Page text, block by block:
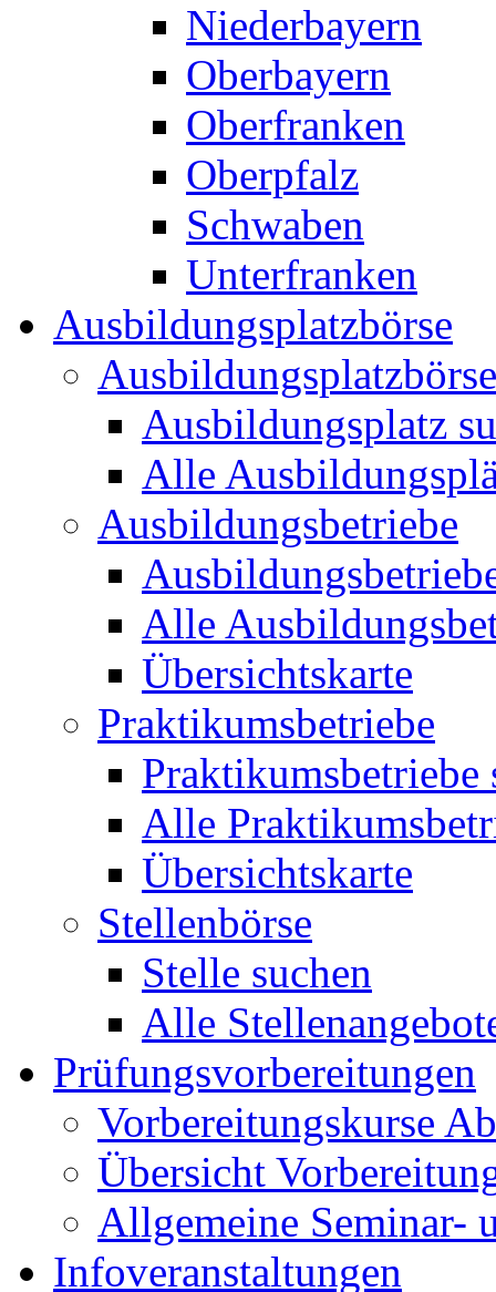
Niederbayern
Oberbayern
Oberfranken
Oberpfalz
Schwaben
Unterfranken
Ausbildungsplatzbörse
Ausbildungsplatzbörse
Ausbildungsplatz
Alle
Ausbildungsbetriebe
Alle
Übersichtskarte
Praktikumsbetriebe
Praktikumsbetriebe
Alle
Übersichtskarte
Stellenbörse
Stelle suchen
Alle
Prüfungsvorbereitungen
Vorbereitungskurse
Übersicht
Allgemeine Seminar-
Infoveranstaltungen